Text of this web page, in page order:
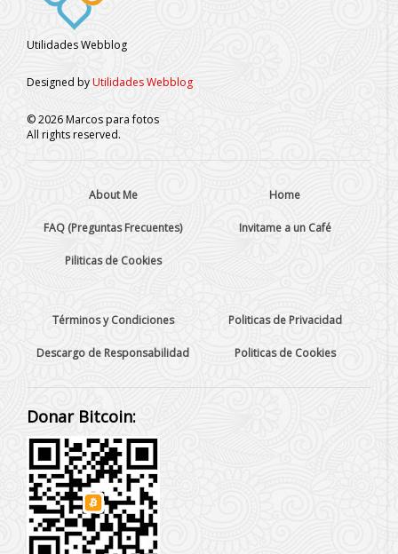
Utilidades Webblog
Designed byUtilidades Webblog
©2026Marcos para fotos
All rights reserved.
About Me Home
FAQ (Preguntas Frecuentes) Invitame a un Café
Piliticas de Cookies
Términos y Condiciones Politicas de Privacidad
Descargo de Responsabilidad Politicas de Cookies
Donar Bitcoin: